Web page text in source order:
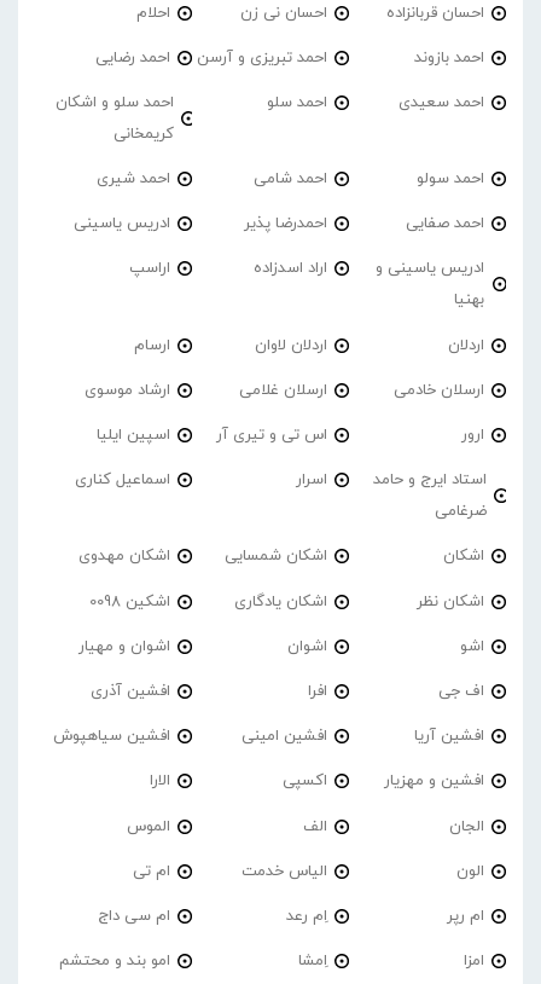
احسان قربانزاده احسان نی زن احلام
احمد بازوند احمد تبریزی و آرسن احمد‌ رضایی
احمد سعیدی احمد سلو
احمد سلو و اشکان
کریمخانی
احمد سولو احمد شامی احمد شیری
احمد صفایی احمدرضا پذیر ادریس یاسینی
ادریس یاسینی و
بهنیا
اراد اسدزاده اراسپ
اردلان اردلان لاوان ارسام
ارسلان خادمی ارسلان غلامی ارشاد موسوی
ارور اس تی و تیری آر اسپین ایلیا
استاد ایرج و حامد
ضرغامی
اسرار اسماعیل کناری
اشکان اشکان شمسایی اشکان مهدوی
اشکان نظر اشکان یادگاری اشکین 0098
اشو اشوان اشوان و مهیار
اف جی افرا افشین آذری
افشین آریا افشین امینی افشین سیاهپوش
افشین و مهزیار اکسپی الارا
الجان الف الموس
الون الیاس خدمت ام تی
ام رپر اِم رعد ام سی داج
امزا اِمشا امو بند و محتشم